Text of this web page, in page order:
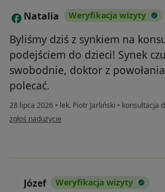
N Natalia Weryfikacja wizyty
Byliśmy dziś z synkiem na
podejściem do dzieci! Synek
swobodnie, doktor z
polecać.
28 lipca 2026 • lek. Piotr Jarliński • konsultacja
w opinii użytkownika Natalia
zgłoś nadużycie
Józef Weryfikacja wizyty